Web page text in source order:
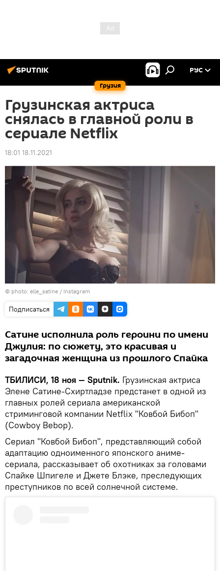
Грузия
РУС
Грузинская актриса
снялась в главной роли в
сериале Netflix
18:01 18.11.2021
© photo: elle_satine / Instagram
Подписаться
Сатине исполнила роль героини по имени
Джулия: по сюжету, это красивая и
загадочная женщина из прошлого Спайка
ТБИЛИСИ, 18 ноя — Sputnik. Грузинская актриса
Элене Сатине-Схиртладзе предстанет в одной из
главных ролей сериала американской
стриминговой компании Netflix "Ковбой Бибоп"
(Cowboy Bebop).
Сериал "Ковбой Бибоп", представляющий собой
адаптацию одноименного японского аниме-
сериала, рассказывает об охотниках за головами
Спайке Шпигеле и Джете Блэке, преследующих
преступников по всей солнечной системе.